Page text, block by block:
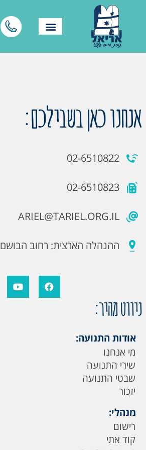
אנחנו כאן בשבילכם:
02-6510822
02-6510823
ARIEL@TARIEL.ORG.IL
ההנהלה הארצית: רחוב הבושם 11, גילה ירושלים
ניווט מהיר:
אודות התנועה:
מי אנחנו
שירי התנועה
שבטי התנועה
יזכור
מנהלי:
רישום
קוד אתי